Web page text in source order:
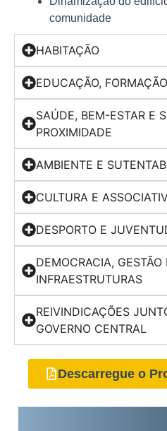
comunidade
HABITAÇÃO
EDUCAÇÃO,
SAÚDE, BEM-ESTAR E
PROXIMIDADE
AMBIENTE E
CULTURA E
DESPORTO E
DEMOCRACIA,
INFRAESTRUTURAS
REIVINDICAÇÕES
GOVERNO CENTRAL
Descarregue o